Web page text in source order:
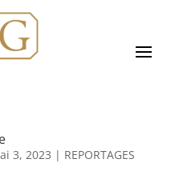
3, 2023 | REPORTAGES